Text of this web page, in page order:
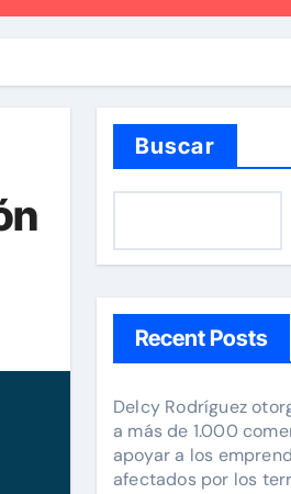
afectados por los terremotos
Buscar
Recent Posts
Delcy Rodríguez
a más de 1.000
apoyar a los
afectados por los